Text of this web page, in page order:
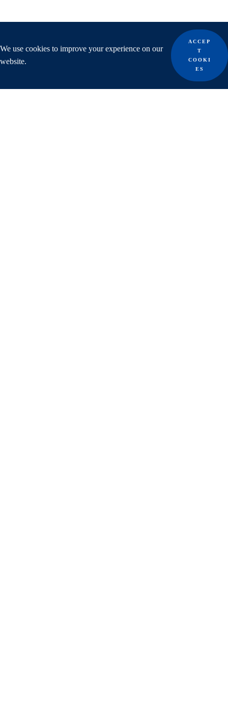
We use cookies to improve your experience on our
website.
ACCEP
T
COOKI
ES